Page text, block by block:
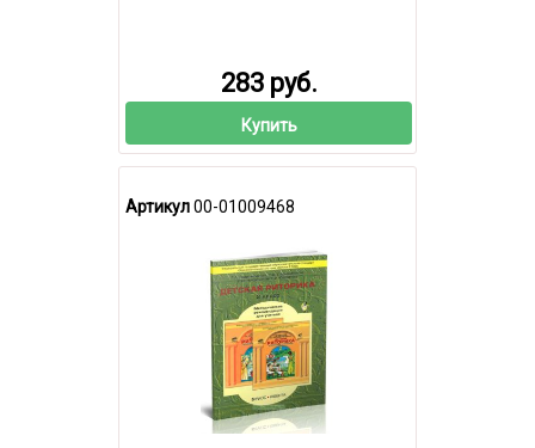
283 руб.
Купить
Артикул00-01009468